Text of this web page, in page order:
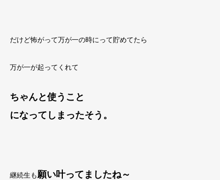
だけど怖がって万が一の時にって貯めてたら
万が一が起ってくれて
ちゃんと使うこと
になってしまったそう。
継続生も願い叶ってましたね～